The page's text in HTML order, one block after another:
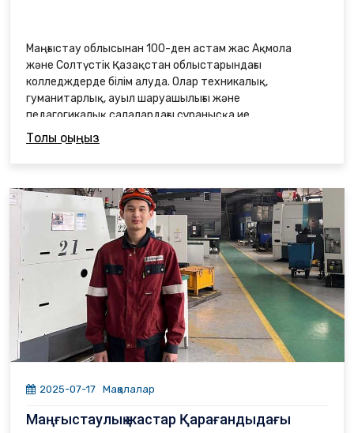
Маңғыстау облысынан 100-ден астам жас Ақмола
және Солтүстік Қазақстан облыстарындағы
колледждерде білім алуда. Олар техникалық,
гуманитарлық, ауыл шаруашылығы және
педагогикалық салалардағы сұранысқа ие
мамандықтарды, сондай-ақ төтенше жағдайларға
дайындықты игеруде. «Жарқын болашақ»
Бүгінгі таңда біздің аймағымыздың студенттері тек
оқуда ғана емес, сонымен қатар спорт пен
мәдениетте де айтарлықтай жетістіктерге жетуде.
Толық оқыңыз
2025-07-17 Мақалалар
Маңғыстаулық жастар Қарағандыдағы